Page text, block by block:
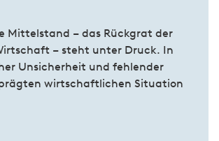
Mittelstand – das Rückgrat der
– steht unter Druck. In
Unsicherheit und fehlender
wirtschaftlichen Situation